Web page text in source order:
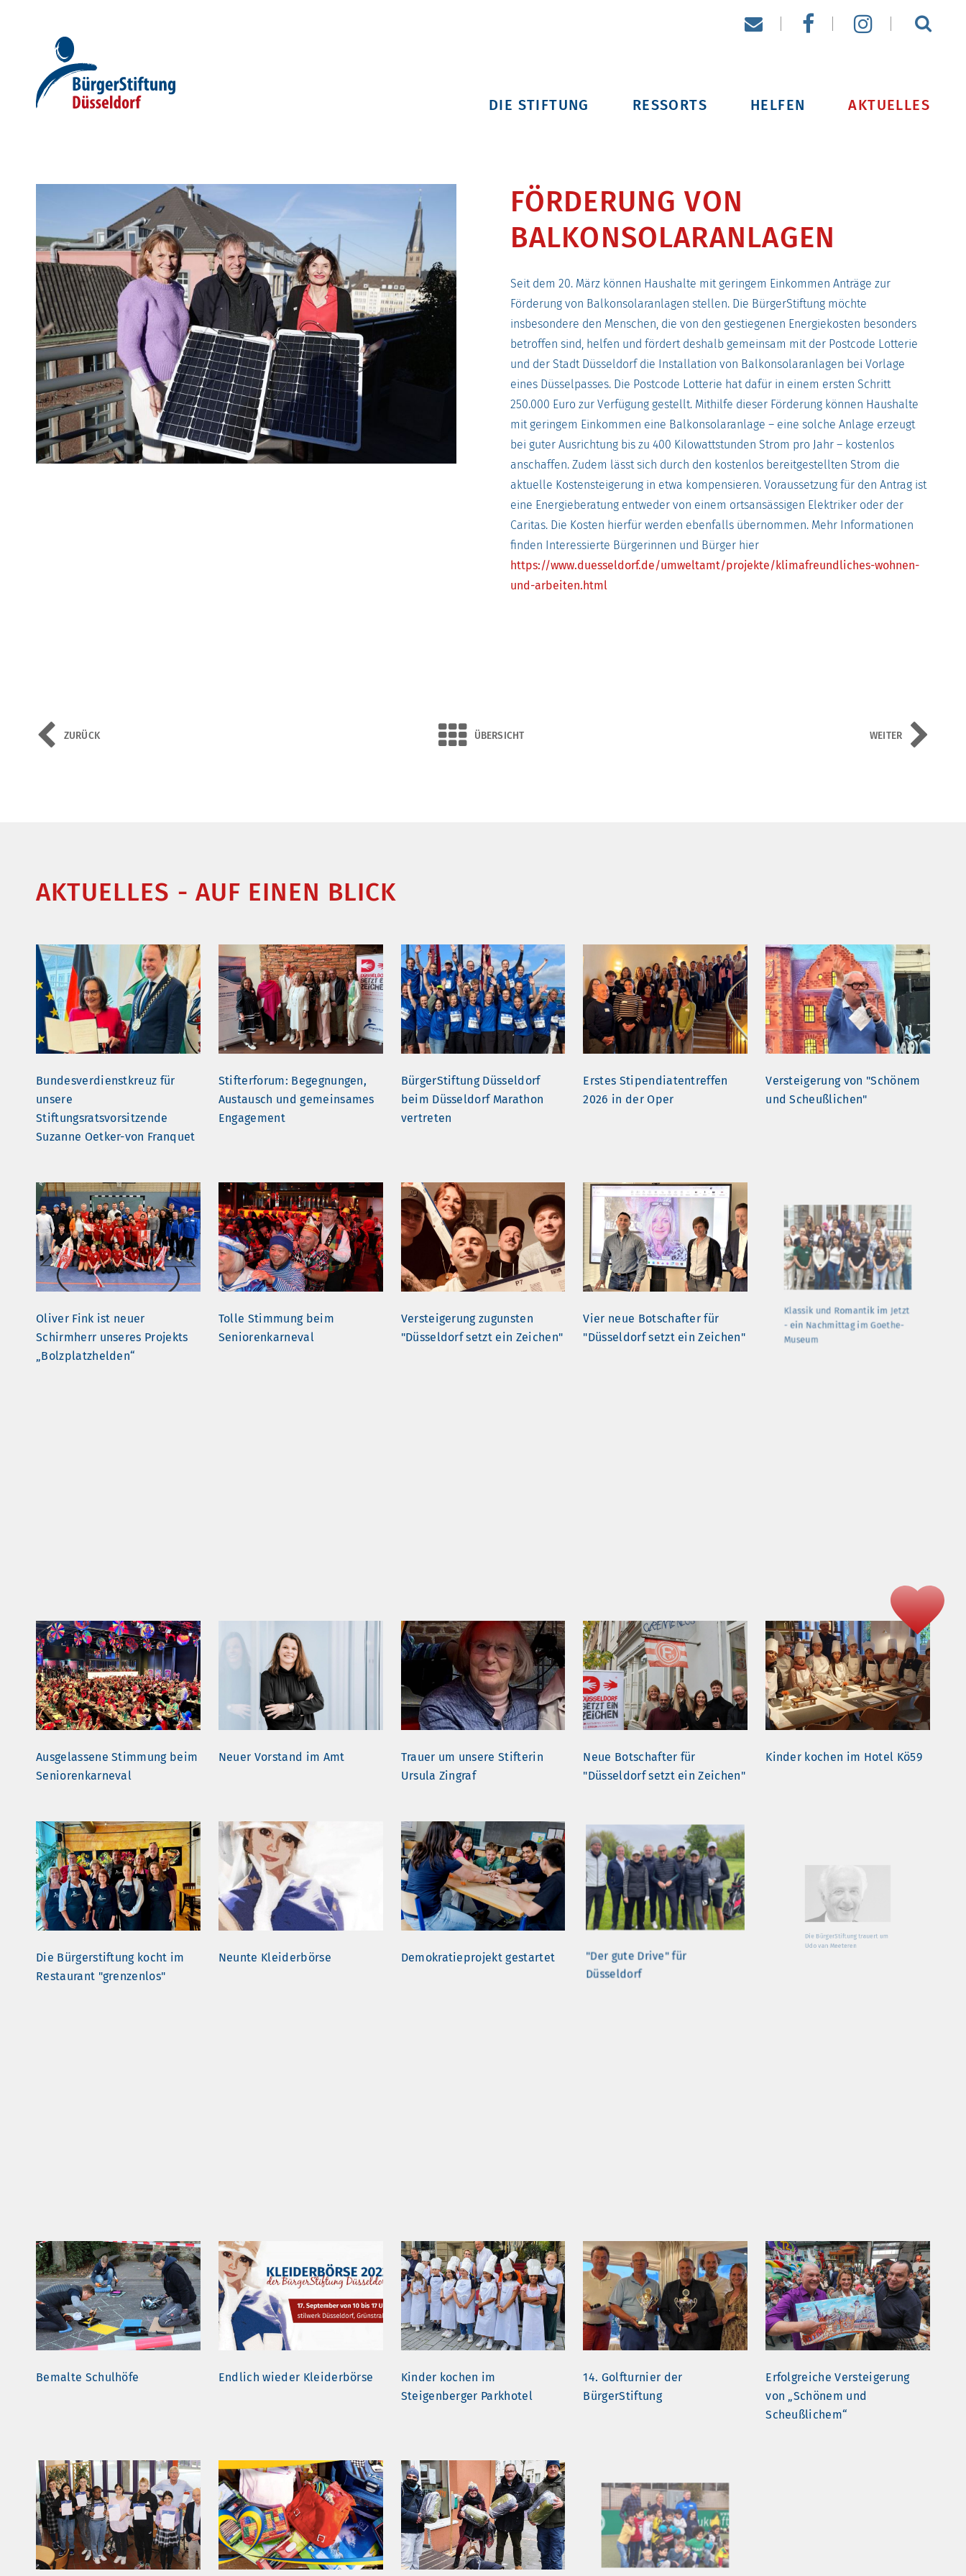
DIE STIFTUNG RESSORTS HELFEN AKTUELLES
FÖRDERUNG VON
BALKONSOLARANLAGEN
Seit dem 20. März können Haushalte mit geringem Einkommen Anträge zur
Förderung von Balkonsolaranlagen stellen. Die BürgerStiftung möchte
insbesondere den Menschen, die von den gestiegenen Energiekosten besonders
betroffen sind, helfen und fördert deshalb gemeinsam mit der Postcode Lotterie
und der Stadt Düsseldorf die Installation von Balkonsolaranlagen bei Vorlage
eines Düsselpasses. Die Postcode Lotterie hat dafür in einem ersten Schritt
250.000 Euro zur Verfügung gestellt. Mithilfe dieser Förderung können Haushalte
mit geringem Einkommen eine Balkonsolaranlage – eine solche Anlage erzeugt
bei guter Ausrichtung bis zu 400 Kilowattstunden Strom pro Jahr – kostenlos
anschaffen. Zudem lässt sich durch den kostenlos bereitgestellten Strom die
aktuelle Kostensteigerung in etwa kompensieren. Voraussetzung für den Antrag ist
eine Energieberatung entweder von einem ortsansässigen Elektriker oder der
Caritas. Die Kosten hierfür werden ebenfalls übernommen. Mehr Informationen
finden Interessierte Bürgerinnen und Bürger hier
https://www.duesseldorf.de/umweltamt/projekte/klimafreundliches-wohnen-
und-arbeiten.html
ZURÜCK ÜBERSICHT WEITER
AKTUELLES - AUF EINEN BLICK
Bundesverdienstkreuz für
unsere
Stiftungsratsvorsitzende
Suzanne Oetker-von Franquet
Stifterforum: Begegnungen,
Austausch und gemeinsames
Engagement
BürgerStiftung Düsseldorf
beim Düsseldorf Marathon
vertreten
Erstes Stipendiatentreffen
2026 in der Oper
Versteigerung von "Schönem
und Scheußlichen"
Oliver Fink ist neuer
Schirmherr unseres Projekts
„Bolzplatzhelden“
Tolle Stimmung beim
Seniorenkarneval
Versteigerung zugunsten
"Düsseldorf setzt ein Zeichen"
Vier neue Botschafter für
"Düsseldorf setzt ein Zeichen"
Klassik und Romantik im Jetzt
- ein Nachmittag im Goethe-
Ausgelassene Stimmung beim
Seniorenkarneval
Neuer Vorstand im Amt
Trauer um unsere Stifterin
Ursula Zingraf
Neue Botschafter für
"Düsseldorf setzt ein Zeichen"
Kinder kochen im Hotel Kö59
Die Bürgerstiftung kocht im
Restaurant "grenzenlos"
Neunte Kleiderbörse Demokratieprojekt gestartet
"Der gute Drive" für
Düsseldorf
Bemalte Schulhöfe Endlich wieder Kleiderbörse
Kinder kochen im
Steigenberger Parkhotel
14. Golfturnier der
BürgerStiftung
Erfolgreiche Versteigerung
von „Schönem und
Scheußlichem“